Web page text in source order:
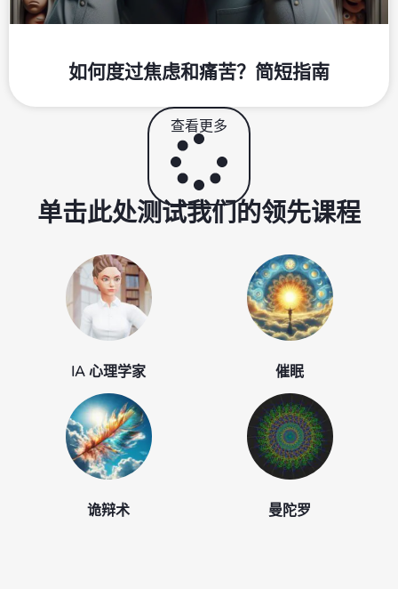
如何度过焦虑和痛苦？简短指南
查看更多
单击此处测试我们的领先课程
IA 心理学家 催眠
诡辩术 曼陀罗